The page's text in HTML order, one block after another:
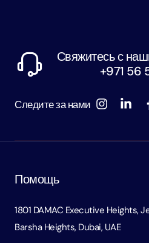
Свяжитесь с
+971 56
Следите за нами
Помощь
1801 DAMAC Executive Heights,
Barsha Heights, Dubai, UAE